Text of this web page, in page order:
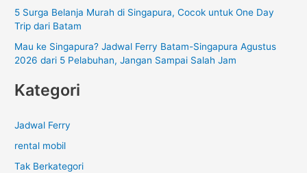
5 Surga Belanja Murah di Singapura, Cocok untuk One Day
Trip dari Batam
Mau ke Singapura? Jadwal Ferry Batam-Singapura Agustus
2026 dari 5 Pelabuhan, Jangan Sampai Salah Jam
Kategori
Jadwal Ferry
rental mobil
Tak Berkategori